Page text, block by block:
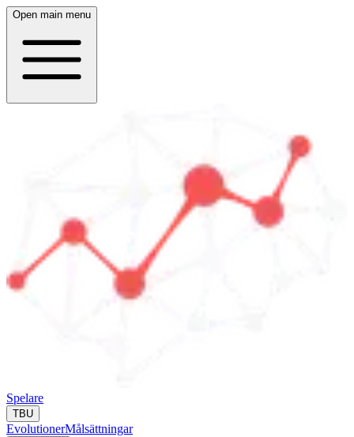
Open main menu
Spelare
TBU
EvolutionerMålsättningar